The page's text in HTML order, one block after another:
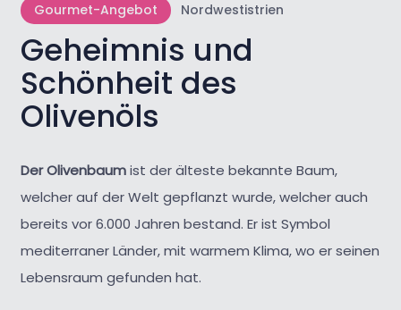
Gourmet-Angebot Nordwestistrien
Geheimnis und
Schönheit des
Olivenöls
Der Olivenbaumist der älteste bekannte Baum,
welcher auf der Welt gepflanzt wurde, welcher auch
bereits vor 6.000 Jahren bestand. Er ist Symbol
mediterraner Länder, mit warmem Klima, wo er seinen
Lebensraum gefunden hat.